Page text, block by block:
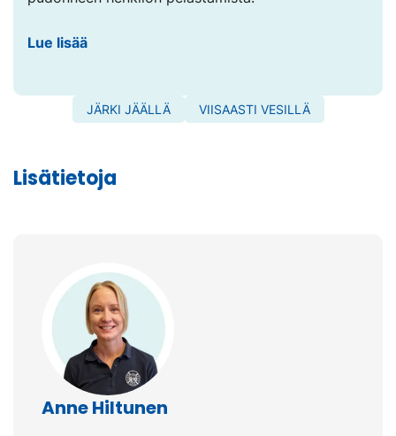
Lue lisää
JÄRKI JÄÄLLÄ VIISAASTI VESILLÄ
Lisätietoja
Anne Hiltunen